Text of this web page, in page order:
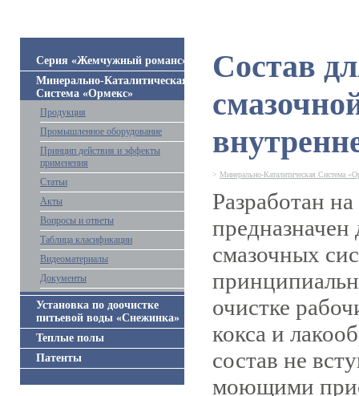
Серия «Жемчужный романс»
Минерально-Каталитическая
Система «Ормекс»
Продукция
Промышленное оборудование
Принцип действия и эффекты
применения
Статьи
Акты
Вопросы и ответы
Таблица класификации
Видеоматериалы
Документы
Установка по доочистке
питьевой воды «Снежинка»
Теплые полы
Патенты
Состав
> Минерально-Каталитическая Система
Разработан
смазочных
очистке
кокса и
состав не
моющими